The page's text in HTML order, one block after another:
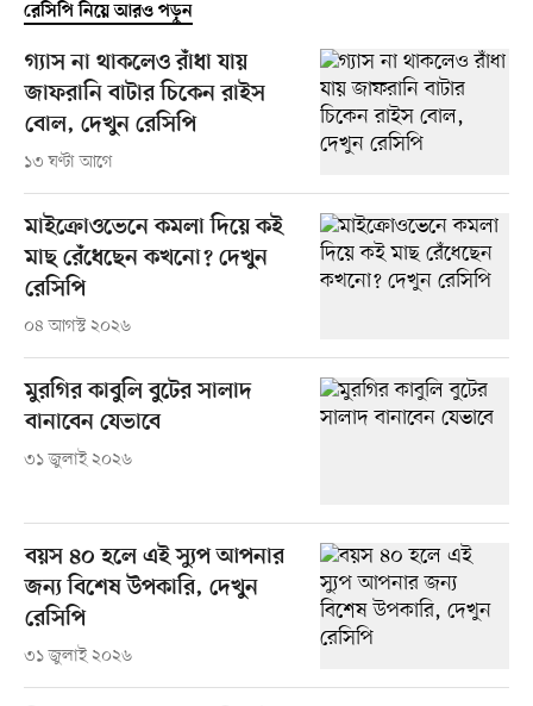
রেসিপি নিয়ে আরও পড়ুন
গ্যাস না থাকলেও রাঁধা যায়
জাফরানি বাটার চিকেন রাইস
বোল, দেখুন রেসিপি
১৩ ঘণ্টা আগে
মাইক্রোওভেনে কমলা দিয়ে কই
মাছ রেঁধেছেন কখনো? দেখুন
রেসিপি
০৪ আগস্ট ২০২৬
মুরগির কাবুলি বুটের সালাদ
বানাবেন যেভাবে
৩১ জুলাই ২০২৬
বয়স ৪০ হলে এই স্যুপ আপনার
জন্য বিশেষ উপকারি, দেখুন
রেসিপি
৩১ জুলাই ২০২৬